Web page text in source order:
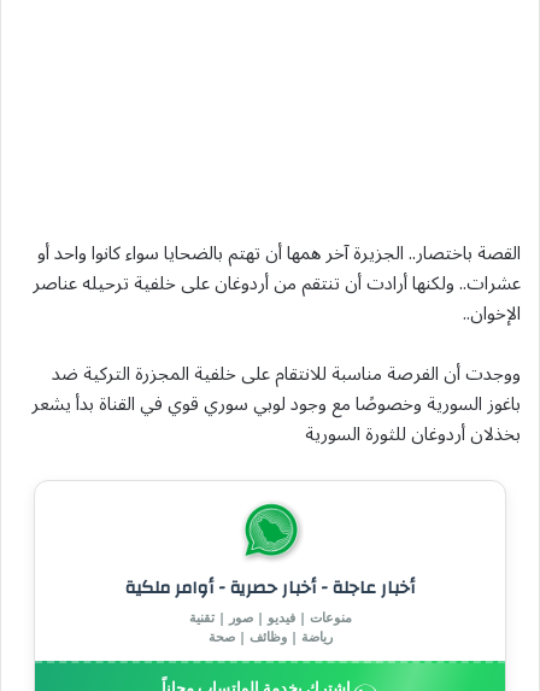
القصة باختصار.. الجزيرة آخر همها أن تهتم بالضحايا سواء كانوا واحد أو
عشرات.. ولكنها أرادت أن تنتقم من أردوغان على خلفية ترحيله عناصر
الإخوان..
ووجدت أن الفرصة مناسبة للانتقام على خلفية المجزرة التركية ضد
باغوز السورية وخصوصًا مع وجود لوبي سوري قوي في القناة بدأ يشعر
بخذلان أردوغان للثورة السورية
أخبار عاجلة - أخبار حصرية - أوامر ملكية
منوعات | فيديو | صور | تقنية
رياضة | وظائف | صحة